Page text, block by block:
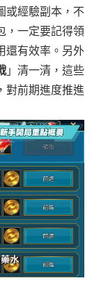
或經驗副本，不
，一定要記得領
還有效率。另外
」清一清，這些
對前期進度推進